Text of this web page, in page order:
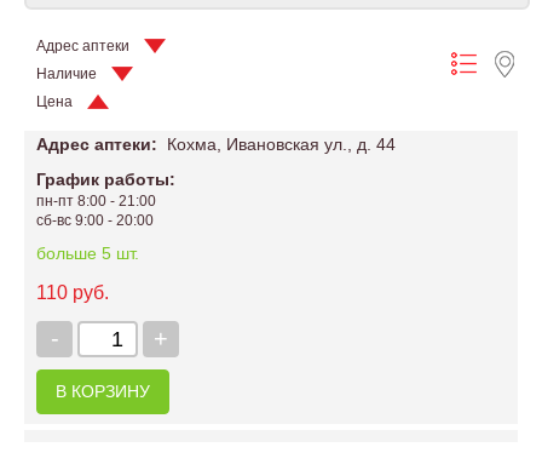
Адрес аптеки
Наличие
Цена
Адрес аптеки:
Кохма, Ивановская ул., д. 44
График работы:
пн-пт 8:00 - 21:00
сб-вс 9:00 - 20:00
больше 5 шт.
110 руб.
+
-
В КОРЗИНУ